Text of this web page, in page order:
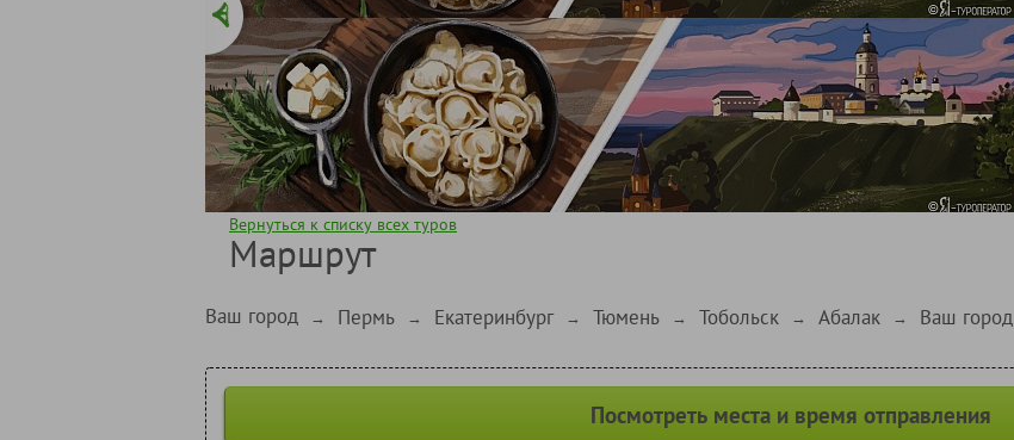
Вернуться к списку всех туров
Маршрут
Ваш город → Пермь → Екатеринбург → Тюмень → Тобольск → Абалак → Ваш город
Посмотреть места и время отправления